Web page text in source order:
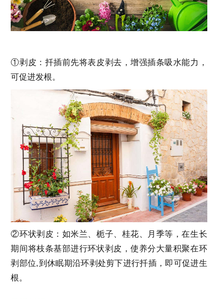
①剥皮：扦插前先将表皮剥去，增强插条吸水能力，
可促进发根。
②环状剥皮：如米兰、栀子、桂花、月季等，在生长
期间将枝条基部进行环状剥皮，使养分大量积聚在环
剥部位,到休眠期沿环剥处剪下进行扦插，即可促进生
根。